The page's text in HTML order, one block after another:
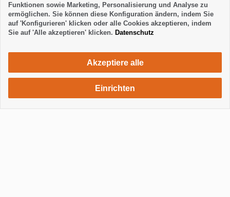
1505 €/ Woche
Funktionen sowie Marketing, Personalisierung und Analyse zu
ermöglichen. Sie können diese Konfiguration ändern, indem Sie
auf 'Konfigurieren' klicken oder alle Cookies akzeptieren, indem
Sie auf 'Alle akzeptieren' klicken. Datenschutz
Akzeptiere alle
Einrichten